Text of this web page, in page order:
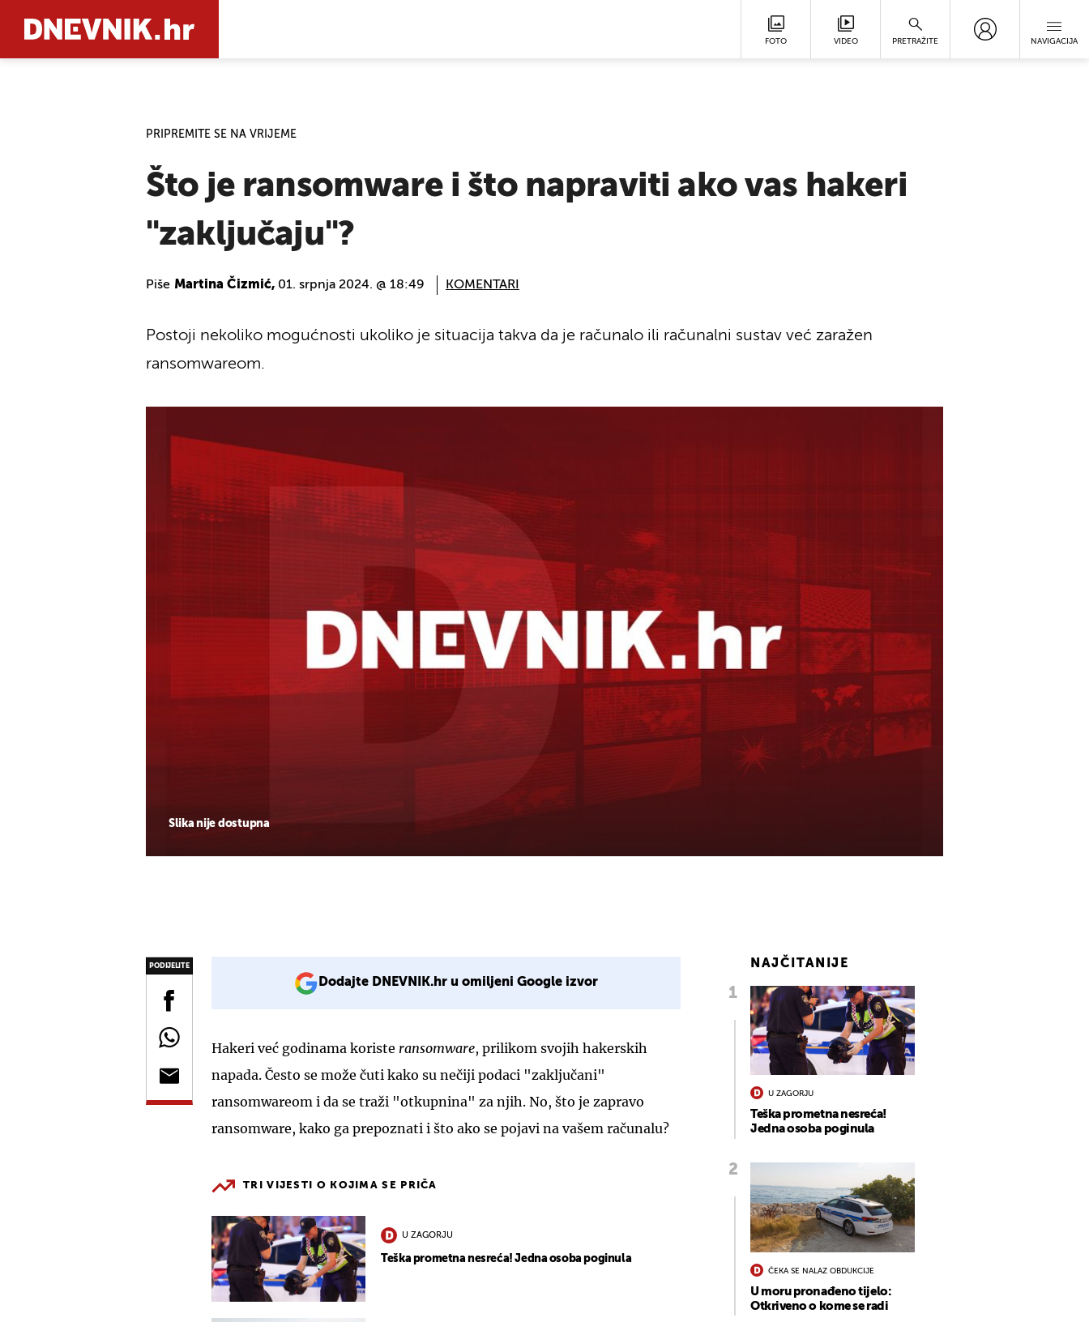
FOTO VIDEO PRETRAŽITE NAVIGACIJA
PRIPREMITE SE NA VRIJEME
Što je ransomware i što napraviti ako vas hakeri
"zaključaju"?
Piše Martina Čizmić, 01. srpnja 2024. @ 18:49 KOMENTARI
Slika nije dostupna
Postoji nekoliko mogućnosti ukoliko je situacija takva da je računalo ili računalni sustav već zaražen
ransomwareom.
PODIJELITE
Dodajte DNEVNIK.hr u omiljeni Google izvor
Hakeri već godinama koriste ransomware, prilikom svojih hakerskih
napada. Često se može čuti kako su nečiji podaci "zaključani"
ransomwareom i da se traži "otkupnina" za njih. No, što je zapravo
ransomware, kako ga prepoznati i što ako se pojavi na vašem računalu?
TRI VIJESTI O KOJIMA SE PRIČA
U ZAGORJU
Teška prometna nesreća! Jedna osoba poginula
NAJČITANIJE
U ZAGORJU
Teška prometna nesreća!
Jedna osoba poginula
ČEKA SE NALAZ OBDUKCIJE
U moru pronađeno tijelo:
Otkriveno o kome se radi